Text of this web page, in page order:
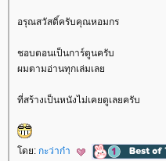
อรุณสวัสดิ์ครับคุณหอมกร
ชอบตอนเป็นการ์ตูนครับ
ผมตามอ่านทุกเล่มเล
ที่สร้างเป็นหนังไม่เคยดูเลยครับ
ดย: กะว่าก๋า